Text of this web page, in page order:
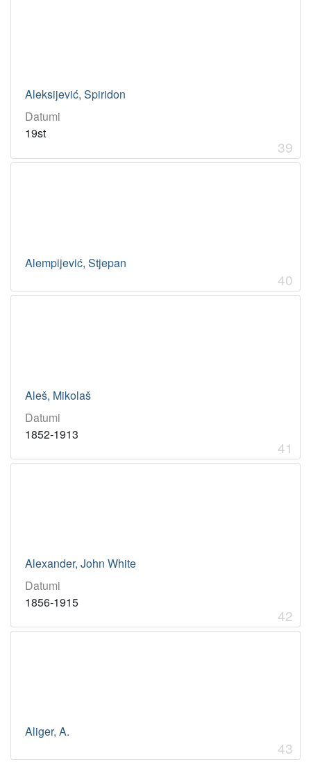
Aleksijević, Spiridon
Datumi
19st
39
Alempijević, Stjepan
40
Aleš, Mikolaš
Datumi
1852-1913
41
Alexander, John White
Datumi
1856-1915
42
Aliger, A.
43